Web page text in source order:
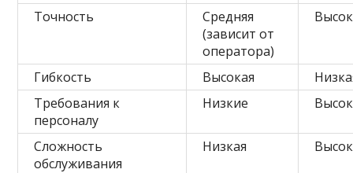
Точность
Средняя
(зависит от
оператора)
Гибкость Высокая
Требования к
персоналу
Низкие
Сложность
обслуживания
Низкая